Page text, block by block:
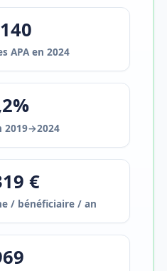
APA en 2024
2019→2024
€
/ bénéficiaire / an